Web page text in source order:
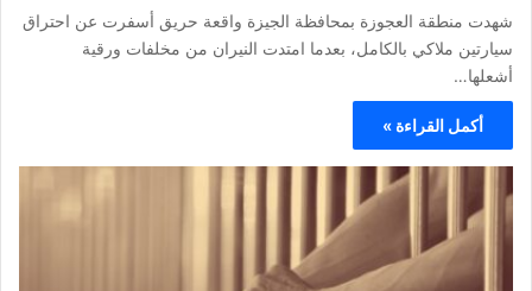
شهدت منطقة العجوزة بمحافظة الجيزة واقعة حريق أسفرت عن احتراق
سيارتين ملاكي بالكامل، بعدما امتدت النيران من مخلفات ورقية
أشعلها…
أكمل القراءة »